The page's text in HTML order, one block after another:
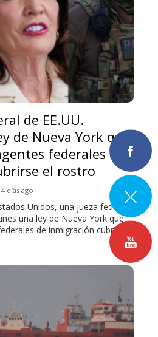
de EE.UU.
de Nueva York que
federales de
el rostro
4 días ago
Unidos, una jueza federal
una ley de Nueva York que
de inmigración cubrirse